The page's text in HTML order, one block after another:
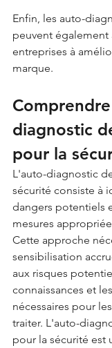
Enfin, les auto-
peuvent également
entreprises à
marque.
diagnostic
pour la
L'auto-diagnostic
sécurité consiste à
dangers potentiels
mesures
Cette approche
sensibilisation
aux risques
connaissances et
nécessaires pour
traiter. L'auto-
pour la sécurité est